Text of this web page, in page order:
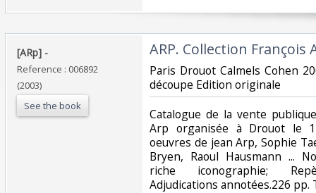
‎[ARp] - ‎ ‎‎
Reference : 006892
(2003)
See the book
‎ARP. Collection François
‎Paris Drouot Calmels Cohen
découpe Edition originale ‎
‎Catalogue de la vente
Arp organisée à Drouot le
oeuvres de jean Arp, Sophie
Bryen, Raoul Hausmann ...
riche iconographie;
Adjudications annotées.226